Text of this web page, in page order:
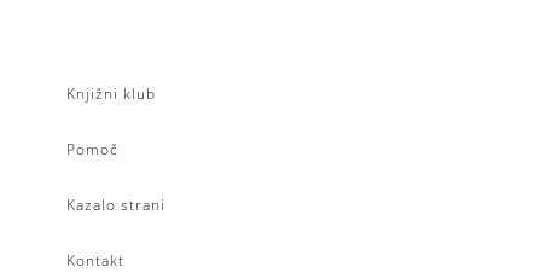
Knjižni klub
Pomoč
Kazalo strani
Kontakt